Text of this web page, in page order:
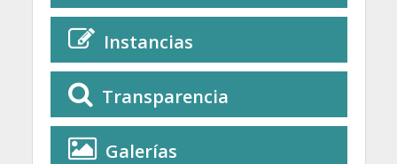
Instancias
Transparencia
Galerías